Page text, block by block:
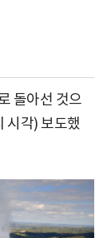
돌아선 것으
시각) 보도했